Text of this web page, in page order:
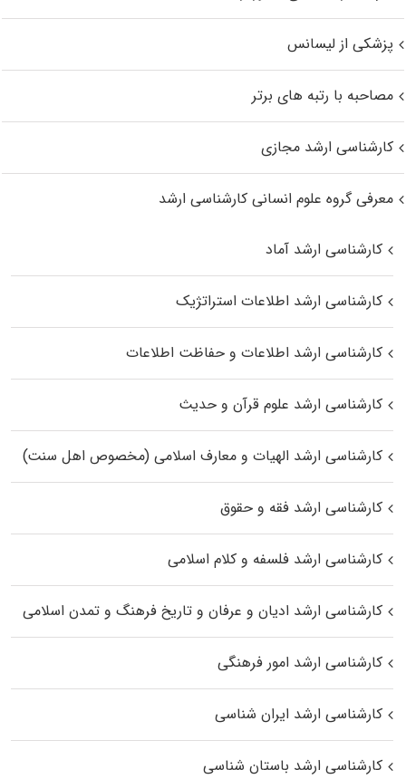
پزشکی از لیسانس
مصاحبه با رتبه های برتر
کارشناسی ارشد مجازی
معرفی گروه علوم انسانی کارشناسی ارشد
کارشناسی ارشد آماد
کارشناسی ارشد اطلاعات استراتژیک
کارشناسی ارشد اطلاعات و حفاظت اطلاعات
کارشناسی ارشد علوم قرآن و حدیث
کارشناسی ارشد الهیات و معارف اسلامی (مخصوص اهل سنت)
کارشناسی ارشد فقه و حقوق
کارشناسی ارشد فلسفه و کلام اسلامی
کارشناسی ارشد ادیان و عرفان و تاریخ فرهنگ و تمدن اسلامی
کارشناسی ارشد امور فرهنگی
کارشناسی ارشد ایران شناسی
کارشناسی ارشد باستان شناسی